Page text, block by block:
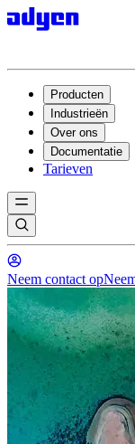
Producten
Industrieën
Over ons
Documentatie
Tarieven
Neem contact op